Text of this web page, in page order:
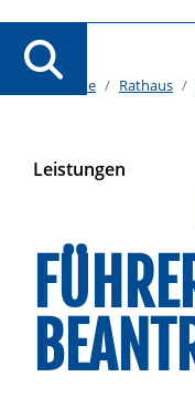
Startseite Rathaus
Leistungen
Alphabetisches